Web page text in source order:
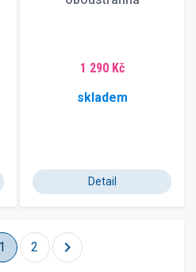
1 290 Kč
skladem
Detail
1 2 chevron_right